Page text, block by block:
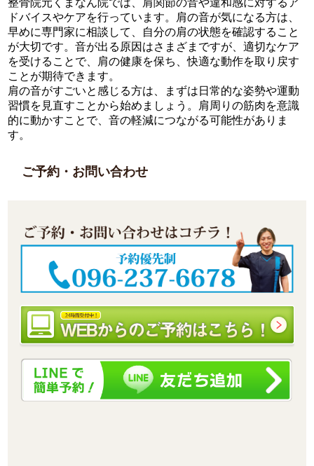
整骨院元くまなん院では、肩関節の音や違和感に対するア
ドバイスやケアを行っています。肩の音が気になる方は、
早めに専門家に相談して、自分の肩の状態を確認すること
が大切です。音が出る原因はさまざまですが、適切なケア
を受けることで、肩の健康を保ち、快適な動作を取り戻す
ことが期待できます。
肩の音がすごいと感じる方は、まずは日常的な姿勢や運動
習慣を見直すことから始めましょう。肩周りの筋肉を意識
的に動かすことで、音の軽減につながる可能性がありま
す。
ご予約・お問い合わせ